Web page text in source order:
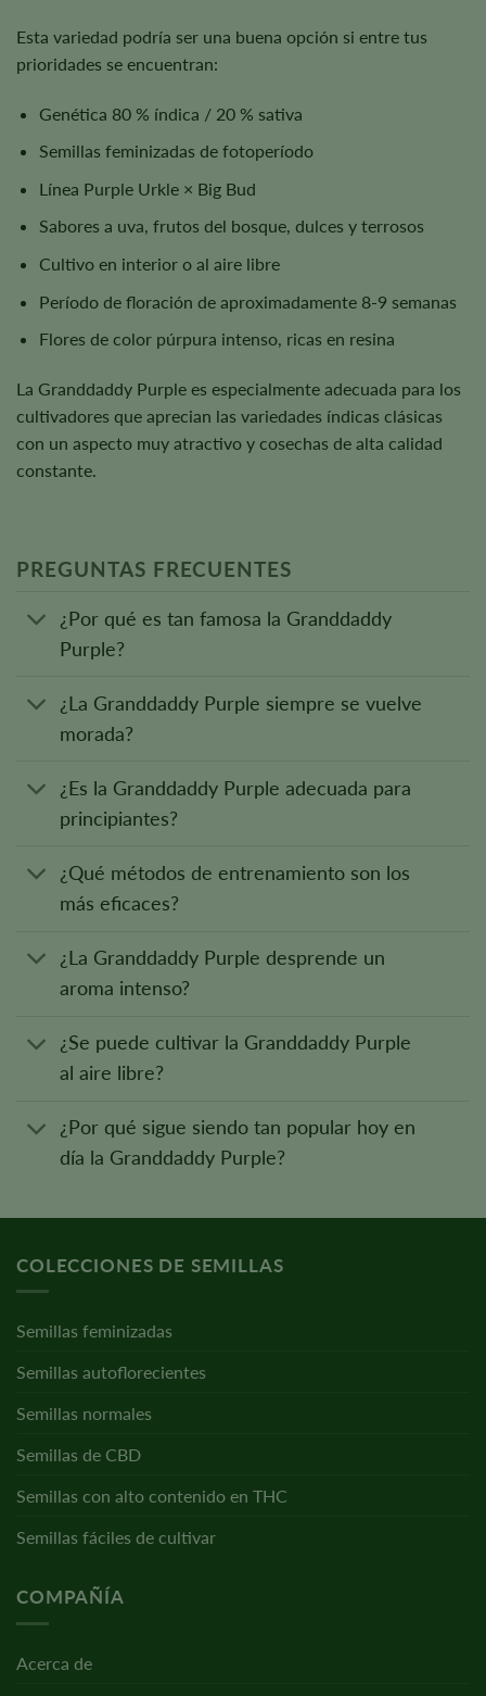
Esta variedad podría ser una buena opción si entre tus
prioridades se encuentran:
Genética 80 % índica / 20 % sativa
Semillas feminizadas de fotoperíodo
Línea Purple Urkle × Big Bud
Sabores a uva, frutos del bosque, dulces y terrosos
Cultivo en interior o al aire libre
Período de floración de aproximadamente 8-9 semanas
Flores de color púrpura intenso, ricas en resina
La Granddaddy Purple es especialmente adecuada para los
cultivadores que aprecian las variedades índicas clásicas
con un aspecto muy atractivo y cosechas de alta calidad
constante.
PREGUNTAS FRECUENTES
¿Por qué es tan famosa la Granddaddy
Purple?
¿La Granddaddy Purple siempre se vuelve
morada?
¿Es la Granddaddy Purple adecuada para
principiantes?
¿Qué métodos de entrenamiento son los
más eficaces?
¿La Granddaddy Purple desprende un
aroma intenso?
¿Se puede cultivar la Granddaddy Purple
al aire libre?
¿Por qué sigue siendo tan popular hoy en
día la Granddaddy Purple?
COLECCIONES DE SEMILLAS
Semillas feminizadas
Semillas autoflorecientes
Semillas normales
Semillas de CBD
Semillas con alto contenido en THC
Semillas fáciles de cultivar
COMPAÑÍA
Acerca de